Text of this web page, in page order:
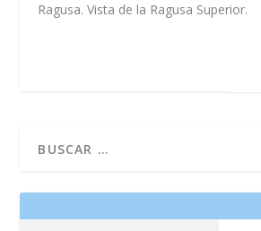
Ragusa. Vista de la Ragusa Superior.